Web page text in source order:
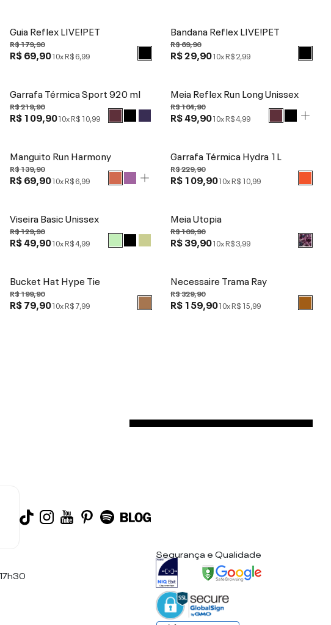
Guia Reflex LIVE!PET
R$ 179,90
R$ 69,9010xR$ 6,99
Bandana Reflex LIVE!PET
R$ 69,90
R$ 29,9010xR$ 2,99
Garrafa Térmica Sport 920 ml
R$ 219,90
R$ 109,9010xR$ 10,99
Meia Reflex Run Long Unissex
R$ 104,90
R$ 49,9010xR$ 4,99
Manguito Run Harmony
R$ 139,90
R$ 69,9010xR$ 6,99
Garrafa Térmica Hydra 1L
R$ 229,90
R$ 109,9010xR$ 10,99
Viseira Basic Unissex
R$ 129,90
R$ 49,9010xR$ 4,99
Meia Utopia
R$ 109,90
R$ 39,9010xR$ 3,99
Bucket Hat Hype Tie
R$ 199,90
R$ 79,9010xR$ 7,99
Necessaire Trama Ray
R$ 329,90
R$ 159,9010xR$ 15,99
Segurança e Qualidade